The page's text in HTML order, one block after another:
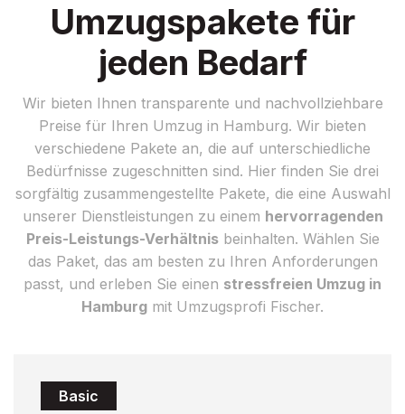
Umzugspakete für
jeden Bedarf
Wir bieten Ihnen transparente und nachvollziehbare
Preise für Ihren Umzug in Hamburg. Wir bieten
verschiedene Pakete an, die auf unterschiedliche
Bedürfnisse zugeschnitten sind. Hier finden Sie drei
sorgfältig zusammengestellte Pakete, die eine Auswahl
unserer Dienstleistungen zu einem hervorragenden
Preis-Leistungs-Verhältnisbeinhalten. Wählen Sie
das Paket, das am besten zu Ihren Anforderungen
passt, und erleben Sie einen stressfreien Umzug in
Hamburg mit Umzugsprofi Fischer.
Basic